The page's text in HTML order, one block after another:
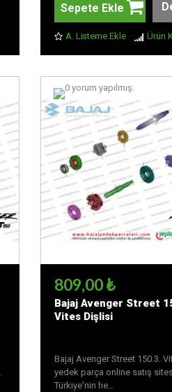
Sepete Ekle
A. Listeme Ekle Ürün
809,00 ₺
Bajaj Avenger Street
Vites Dişlisi
Bajaj Avenger Street 150 3.
yedek parça online satış
Türkiye'nin he...